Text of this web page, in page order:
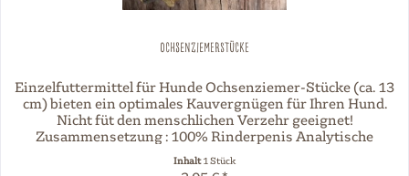
Ochsenziemerstücke
Einzelfuttermittel für Hunde Ochsenziemer-Stücke (ca. 13
cm) bieten ein optimales Kauvergnügen für Ihren Hund.
Nicht füt den menschlichen Verzehr geeignet!
Zusammensetzung : 100% Rinderpenis Analytische
Bestandteile : Rohprotein 86,0 %...
Inhalt1 Stück